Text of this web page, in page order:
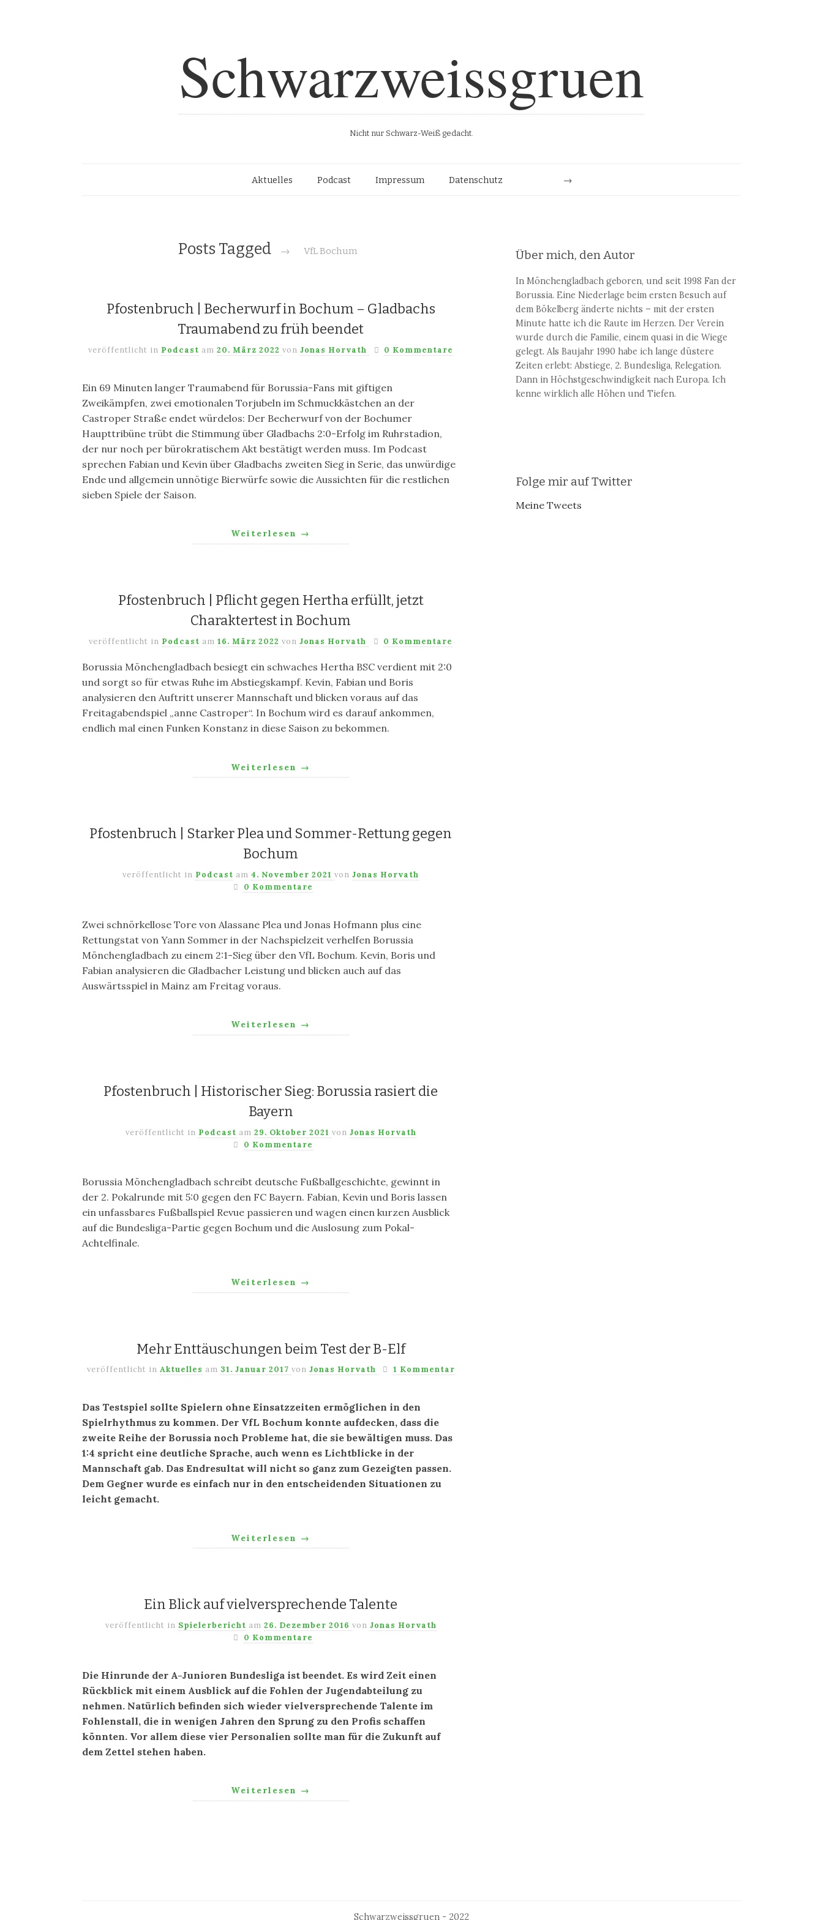
Schwarzweissgruen
Nicht nur Schwarz-Weiß gedacht.
Aktuelles Podcast Impressum Datenschutz
Posts Tagged → VfL Bochum
Pfostenbruch | Becherwurf in Bochum – Gladbachs
Traumabend zu früh beendet
veröffentlicht in Podcast am20. März 2022vonJonas Horvath 0 Kommentare
Ein 69 Minuten langer Traumabend für Borussia-Fans mit giftigen
Zweikämpfen, zwei emotionalen Torjubeln im Schmuckkästchen an der
Castroper Straße endet würdelos: Der Becherwurf von der Bochumer
Haupttribüne trübt die Stimmung über Gladbachs 2:0-Erfolg im Ruhrstadion,
der nur noch per bürokratischem Akt bestätigt werden muss. Im Podcast
sprechen Fabian und Kevin über Gladbachs zweiten Sieg in Serie, das unwürdige
Ende und allgemein unnötige Bierwürfe sowie die Aussichten für die restlichen
sieben Spiele der Saison.
Weiterlesen →
Pfostenbruch | Pflicht gegen Hertha erfüllt, jetzt
Charaktertest in Bochum
veröffentlicht in Podcast am16. März 2022vonJonas Horvath 0 Kommentare
Borussia Mönchengladbach besiegt ein schwaches Hertha BSC verdient mit 2:0
und sorgt so für etwas Ruhe im Abstiegskampf. Kevin, Fabian und Boris
analysieren den Auftritt unserer Mannschaft und blicken voraus auf das
Freitagabendspiel „anne Castroper“. In Bochum wird es darauf ankommen,
endlich mal einen Funken Konstanz in diese Saison zu bekommen.
Weiterlesen →
Pfostenbruch | Starker Plea und Sommer-Rettung gegen
Bochum
veröffentlicht in Podcast am4. November 2021vonJonas Horvath
0 Kommentare
Zwei schnörkellose Tore von Alassane Plea und Jonas Hofmann plus eine
Rettungstat von Yann Sommer in der Nachspielzeit verhelfen Borussia
Mönchengladbach zu einem 2:1-Sieg über den VfL Bochum. Kevin, Boris und
Fabian analysieren die Gladbacher Leistung und blicken auch auf das
Auswärtsspiel in Mainz am Freitag voraus.
Weiterlesen →
Pfostenbruch | Historischer Sieg: Borussia rasiert die
Bayern
veröffentlicht in Podcast am 29. Oktober 2021 von Jonas Horvath
0 Kommentare
Borussia Mönchengladbach schreibt deutsche Fußballgeschichte, gewinnt in
der 2. Pokalrunde mit 5:0 gegen den FC Bayern. Fabian, Kevin und Boris lassen
ein unfassbares Fußballspiel Revue passieren und wagen einen kurzen Ausblick
auf die Bundesliga-Partie gegen Bochum und die Auslosung zum Pokal-
Achtelfinale.
Weiterlesen →
Mehr Enttäuschungen beim Test der B-Elf
veröffentlicht in Aktuelles am 31. Januar 2017 von Jonas Horvath 1 Kommentar
Das Testspiel sollte Spielern ohne Einsatzzeiten ermöglichen in den
Spielrhythmus zu kommen. Der VfL Bochum konnte aufdecken, dass die
zweite Reihe der Borussia noch Probleme hat, die sie bewältigen muss. Das
1:4 spricht eine deutliche Sprache, auch wenn es Lichtblicke in der
Mannschaft gab. Das Endresultat will nicht so ganz zum Gezeigten passen.
Dem Gegner wurde es einfach nur in den entscheidenden Situationen zu
leicht gemacht.
Weiterlesen →
Ein Blick auf vielversprechende Talente
veröffentlicht in Spielerbericht am 26. Dezember 2016 von Jonas Horvath
0 Kommentare
Die Hinrunde der A-Junioren Bundesliga ist beendet. Es wird Zeit einen
Rückblick mit einem Ausblick auf die Fohlen der Jugendabteilung zu
nehmen. Natürlich befinden sich wieder vielversprechende Talente im
Fohlenstall, die in wenigen Jahren den Sprung zu den Profis schaffen
könnten. Vor allem diese vier Personalien sollte man für die Zukunft auf
dem Zettel stehen haben.
Weiterlesen →
Über mich, den Autor
In Mönchengladbach geboren, und seit 1998 Fan der
Borussia. Eine Niederlage beim ersten Besuch auf
dem Bökelberg änderte nichts – mit der ersten
Minute hatte ich die Raute im Herzen. Der Verein
wurde durch die Familie, einem quasi in die Wiege
gelegt. Als Baujahr 1990 habe ich lange düstere
Zeiten erlebt: Abstiege, 2. Bundesliga, Relegation.
Dann in Höchstgeschwindigkeit nach Europa. Ich
kenne wirklich alle Höhen und Tiefen.
Folge mir auf Twitter
Meine Tweets
Schwarzweissgruen - 2022